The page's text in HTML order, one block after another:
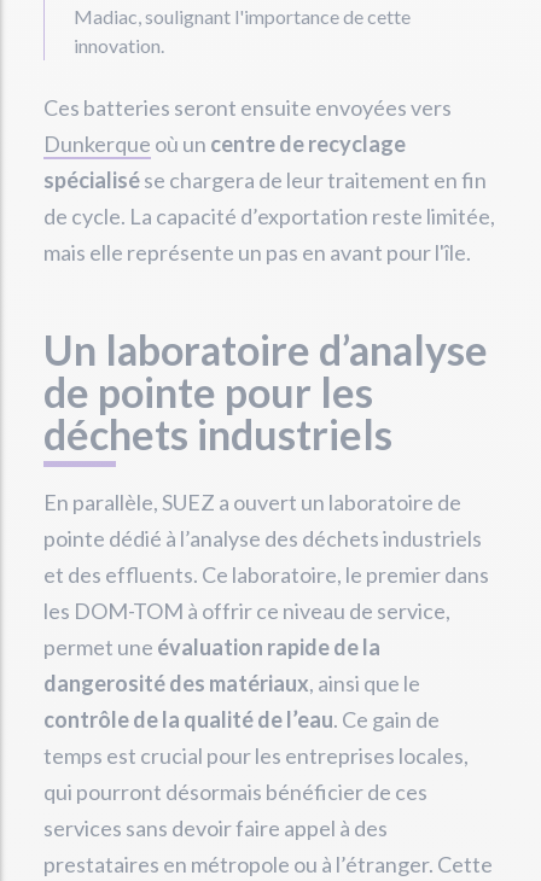
Madiac, soulignant l'importance de cette
innovation.
Ces batteries seront ensuite envoyées vers
Dunkerque où un centre de recyclage
spécialisése chargera de leur traitement en fin
de cycle. La capacité d’exportation reste limitée,
mais elle représente un pas en avant pour l'île.
Un laboratoire d’analyse
de pointe pour les
déchets industriels
En parallèle, SUEZ a ouvert un laboratoire de
pointe dédié à l’analyse des déchets industriels
et des effluents. Ce laboratoire, le premier dans
les DOM-TOM à offrir ce niveau de service,
permet une évaluation rapide de la
dangerosité des matériaux, ainsi que le
contrôle de la qualité de l’eau. Ce gain de
temps est crucial pour les entreprises locales,
qui pourront désormais bénéficier de ces
services sans devoir faire appel à des
prestataires en métropole ou à l’étranger. Cette